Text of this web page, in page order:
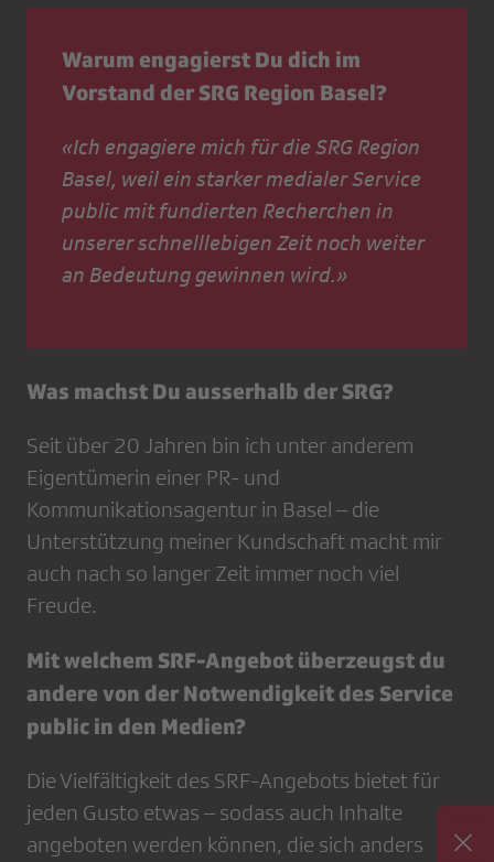
Warum engagierst Du dich im
Vorstand der SRG Region Basel?
«Ich engagiere mich für die SRG Region
Basel, weil ein starker medialer Service
public mit fundierten Recherchen in
unserer schnelllebigen Zeit noch weiter
an Bedeutung gewinnen wird.»
Was machst Du ausserhalb der SRG?
Seit über 20 Jahren bin ich unter anderem
Eigentümerin einer PR- und
Kommunikationsagentur in Basel – die
Unterstützung meiner Kundschaft macht mir
auch nach so langer Zeit immer noch viel
Freude.
Mit welchem SRF-Angebot überzeugst du
andere von der Notwendigkeit des Service
public in den Medien?
Die Vielfältigkeit des SRF-Angebots bietet für
jeden Gusto etwas – sodass auch Inhalte
angeboten werden können, die sich anders